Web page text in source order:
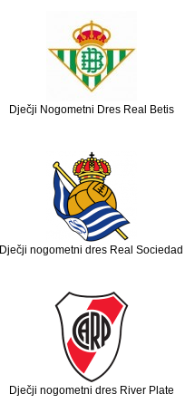
Dječji Nogometni Dres Real Betis
Dječji nogometni dres Real Sociedad
Dječji nogometni dres River Plate